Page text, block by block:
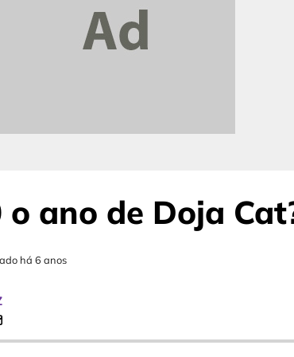
o ano de Doja
há 6 anos